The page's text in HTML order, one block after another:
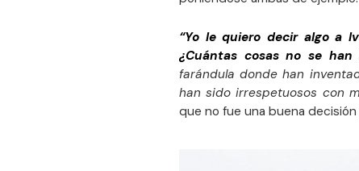
“Yo le quiero decir algo a
¿Cuántas cosas no se han
farándula donde han
han sido irrespetuosos con
que no fue una buena